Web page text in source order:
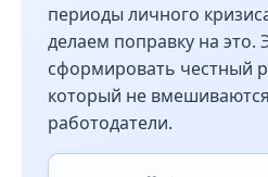
периоды личного
делаем поправку на это.
сформировать честный
который не
работодатели.